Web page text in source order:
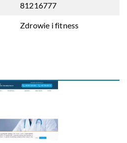
81216777
Zdrowie i fitness